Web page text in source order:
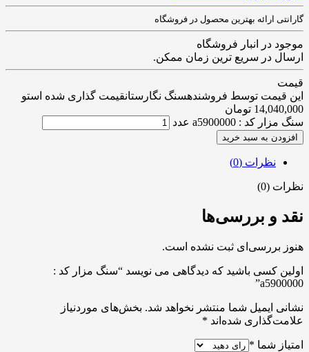
گارانتی ارائه بهترین محصول در فروشگاه
موجود در انبار فروشگاه
ارسال در سریع ترین زمان ممکن.
قیمت
این قیمت توسط فروشندهسنگ نگارستانقیمت گذاری شده استو
14,040,000 تومان
سنگ مزار کد : a5900000 عدد
افزودن به سبد خرید
نظرات (0)
نظرات (0)
نقد و بررسی‌ها
هنوز بررسی‌ای ثبت نشده است.
اولین کسی باشید که دیدگاهی می نویسد “سنگ مزار کد :
a5900000”
نشانی ایمیل شما منتشر نخواهد شد. بخش‌های موردنیاز
علامت‌گذاری شده‌اند *
امتیاز شما *